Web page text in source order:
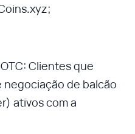
Clientes que
de balcão
ativos com a